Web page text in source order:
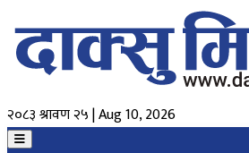
२०८३ श्रावण २५ | Aug 10, 2026